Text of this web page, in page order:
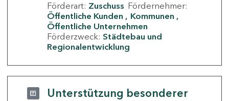
Förderart: Zuschuss Fördernehmer:
Öffentliche Kunden
Kommunen
Öffentliche Unternehmen
Förderzweck: Städtebau und
Regionalentwicklung
Unterstützung besonderer